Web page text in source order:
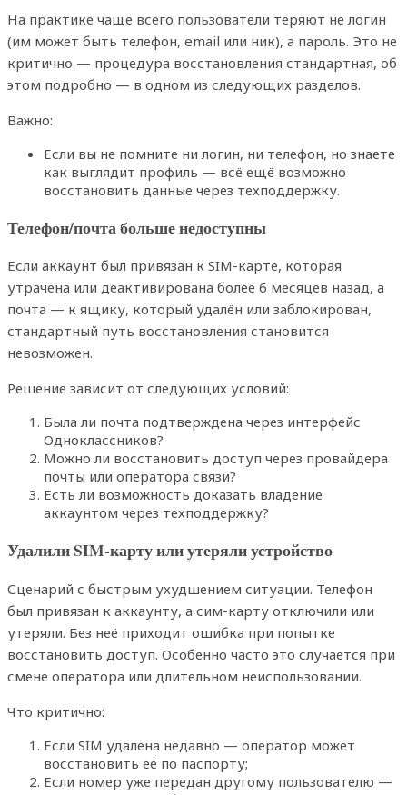
На практике чаще всего пользователи теряют не логин
(им может быть телефон, email или ник), а пароль. Это не
критично — процедура восстановления стандартная, об
этом подробно — в одном из следующих разделов.
Важно:
Если вы не помните ни логин, ни телефон, но знаете
как выглядит профиль — всё ещё возможно
восстановить данные через техподдержку.
Телефон/почта больше недоступны
Если аккаунт был привязан к SIM-карте, которая
утрачена или деактивирована более 6 месяцев назад, а
почта — к ящику, который удалён или заблокирован,
стандартный путь восстановления становится
невозможен.
Решение зависит от следующих условий:
Была ли почта подтверждена через интерфейс
Одноклассников?
Можно ли восстановить доступ через провайдера
почты или оператора связи?
Есть ли возможность доказать владение
аккаунтом через техподдержку?
Удалили SIM-карту или утеряли устройство
Сценарий с быстрым ухудшением ситуации. Телефон
был привязан к аккаунту, а сим-карту отключили или
утеряли. Без неё приходит ошибка при попытке
восстановить доступ. Особенно часто это случается при
смене оператора или длительном неиспользовании.
Что критично:
Если SIM удалена недавно — оператор может
восстановить её по паспорту;
Если номер уже передан другому пользователю —